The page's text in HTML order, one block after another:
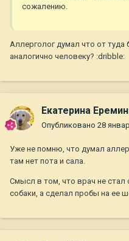
сожалению.
Аллерголог думал что от
аналогично человеку? :dribble:
Екатерина
Опубликовано 28
Уже не помню, что думал
там нет пота и сала.
Смысл в том, что врач не стал
собаки, а сделал пробы на ее